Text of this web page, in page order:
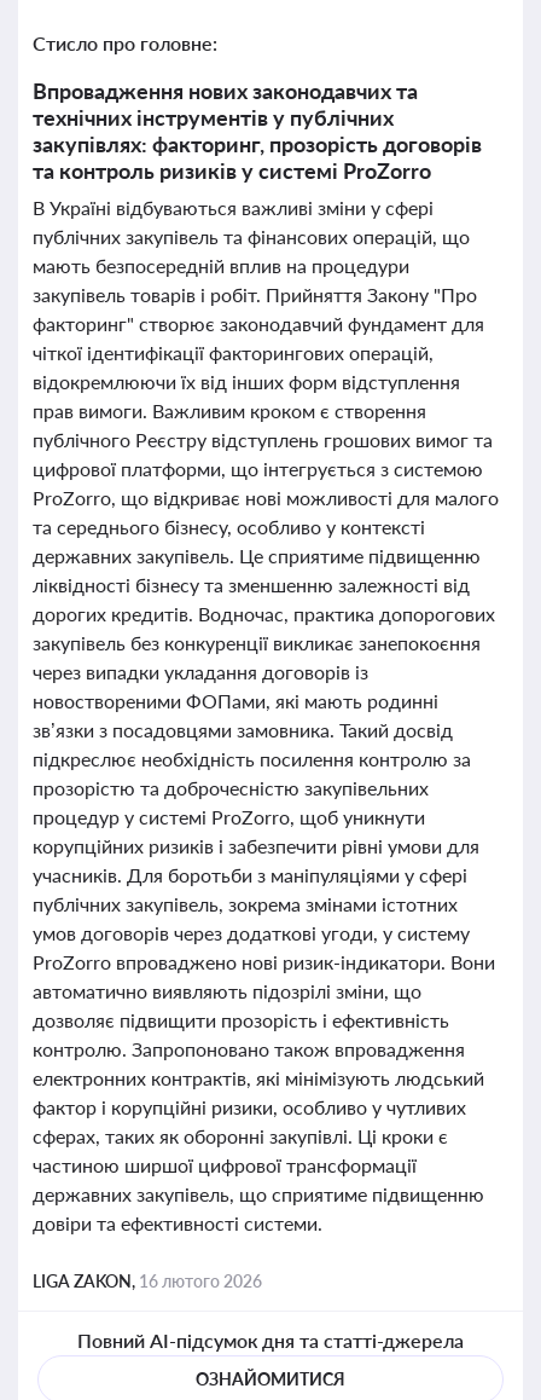
Стисло про головне:
Впровадження нових законодавчих та
технічних інструментів у публічних
закупівлях: факторинг, прозорість договорів
та контроль ризиків у системі ProZorro
В Україні відбуваються важливі зміни у сфері
публічних закупівель та фінансових операцій, що
мають безпосередній вплив на процедури
закупівель товарів і робіт. Прийняття Закону "Про
факторинг" створює законодавчий фундамент для
чіткої ідентифікації факторингових операцій,
відокремлюючи їх від інших форм відступлення
прав вимоги. Важливим кроком є створення
публічного Реєстру відступлень грошових вимог та
цифрової платформи, що інтегрується з системою
ProZorro, що відкриває нові можливості для малого
та середнього бізнесу, особливо у контексті
державних закупівель. Це сприятиме підвищенню
ліквідності бізнесу та зменшенню залежності від
дорогих кредитів. Водночас, практика допорогових
закупівель без конкуренції викликає занепокоєння
через випадки укладання договорів із
новоствореними ФОПами, які мають родинні
зв’язки з посадовцями замовника. Такий досвід
підкреслює необхідність посилення контролю за
прозорістю та доброчесністю закупівельних
процедур у системі ProZorro, щоб уникнути
корупційних ризиків і забезпечити рівні умови для
учасників. Для боротьби з маніпуляціями у сфері
публічних закупівель, зокрема змінами істотних
умов договорів через додаткові угоди, у систему
ProZorro впроваджено нові ризик-індикатори. Вони
автоматично виявляють підозрілі зміни, що
дозволяє підвищити прозорість і ефективність
контролю. Запропоновано також впровадження
електронних контрактів, які мінімізують людський
фактор і корупційні ризики, особливо у чутливих
сферах, таких як оборонні закупівлі. Ці кроки є
частиною ширшої цифрової трансформації
державних закупівель, що сприятиме підвищенню
довіри та ефективності системи.
LIGA ZAKON, 16 лютого 2026
Повний AI-підсумок дня та статті-джерела
ОЗНАЙОМИТИСЯ